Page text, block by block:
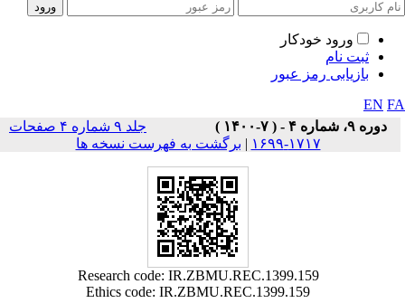
ورود خودکار
ثبت نام
بازیابی رمز عبور
EN
دوره ۹، شماره ۴ - ( ۷-۱۴۰۰ )
جلد ۹ شماره ۴ صفحات
۱۷۱۷-۱۶۹۹
| برگشت به فهرست نسخه ها
Research code: IR.ZBMU.REC.1399.159
Ethics code: IR.ZBMU.REC.1399.159